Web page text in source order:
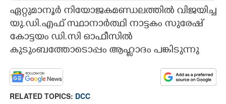
CARTOONS
LITERATURE
ZOOM
ഏറ്റുമാനൂർ നിയോജകമണ്ഡലത്തിൽ വിജയിച്ച
യു.ഡി.എഫ് സ്ഥാനാർത്ഥി നാട്ടകം സുരേഷ്
കോട്ടയം ഡി.സി ഓഫീസിൽ
കുടുംബത്തോടൊപ്പം ആഹ്ലാദം പങ്കിടുന്നു
RELATED TOPICS: DCC